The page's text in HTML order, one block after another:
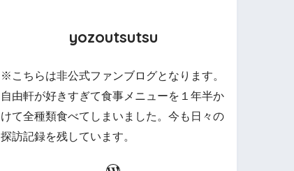
yozoutsutsu
※こちらは非公式ファンブログとなります。
自由軒が好きすぎて食事メニューを１年半か
けて全種類食べてしまいました。今も日々の
探訪記録を残しています。